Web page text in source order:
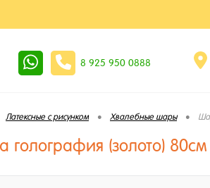
8 925 950 0888
Латексные с рисунком • Хвалебные шары •
(золото) 80см